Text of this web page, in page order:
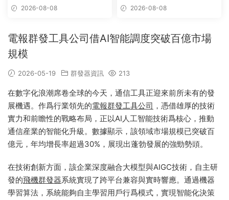
電報克隆_電報資源批量搬運
2026-08-08
集,電報群鏈接采集,飛機頻道鏈
2026-08-08
電報群發工具公司借AI智能調度突破百億市場
規模
2026-05-19 群發器資訊 213
在數字化浪潮席卷全球的今天，通信工具正迎來前所未有的發
展機遇。作爲行業領先的電報群發工具公司 ，憑借雄厚的技術
實力和前瞻性的戰略布局，正以AI人工智能技術爲核心，推動
通信産業的智能化升級。數據顯示，該領域市場規模已突破百
億元，年均增長率超過30%，展現出蓬勃發展的強勁勢頭。
在技術創新方面，該企業深度融合大模型與AIGC技術，自主研
發的飛機群發器系統實現了跨平台兼容與實時響應。通過機器
學習算法，系統能夠自主學習用戶行爲模式，實現智能化決策